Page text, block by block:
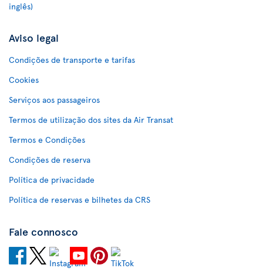
inglês)
Aviso legal
Condições de transporte e tarifas
Cookies
Serviços aos passageiros
Termos de utilização dos sites da Air Transat
Termos e Condições
Condições de reserva
Política de privacidade
Política de reservas e bilhetes da CRS
Fale connosco